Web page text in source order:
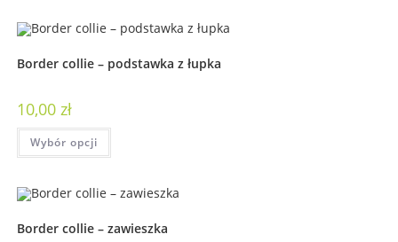
Border collie – podstawka z łupka
10,00 zł
Wybór opcji
Border collie – zawieszka